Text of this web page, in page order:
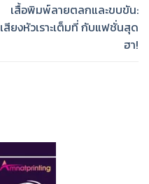
เสื้อพิมพ์ลายตลกและขบขัน:
เสียงหัวเราะเต็มที่ กับแฟชั่นสุด
ฮา!